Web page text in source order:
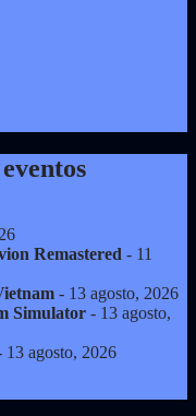
Remastered - 11
- 13 agosto, 2026
Simulator - 13 agosto,
13 agosto, 2026